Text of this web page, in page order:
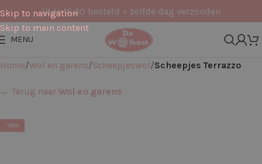
Skip to navigation
Skip to main content
Vóór 16:30 besteld = zelfde dag verzonden
MENU
Home Wol en garens Scheepjeswol Scheepjes Terrazzo
← Terug naar Wol en garens
-30%